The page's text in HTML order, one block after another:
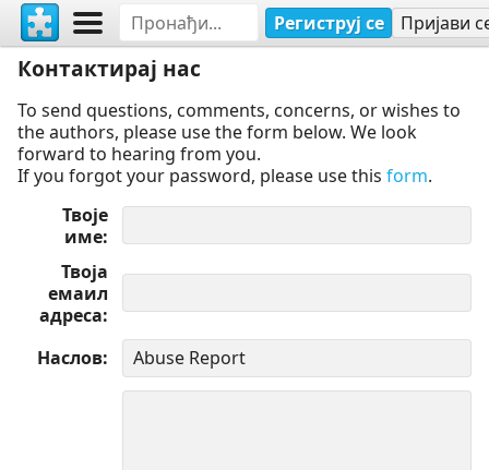
Региструј се Пријави
Контактирај нас
To send questions, comments, concerns, or wishes to
the authors, please use the form below. We look
forward to hearing from you.
If you forgot your password, please use this form.
Твоје
име
Твоја
емаил
адреса
Наслов